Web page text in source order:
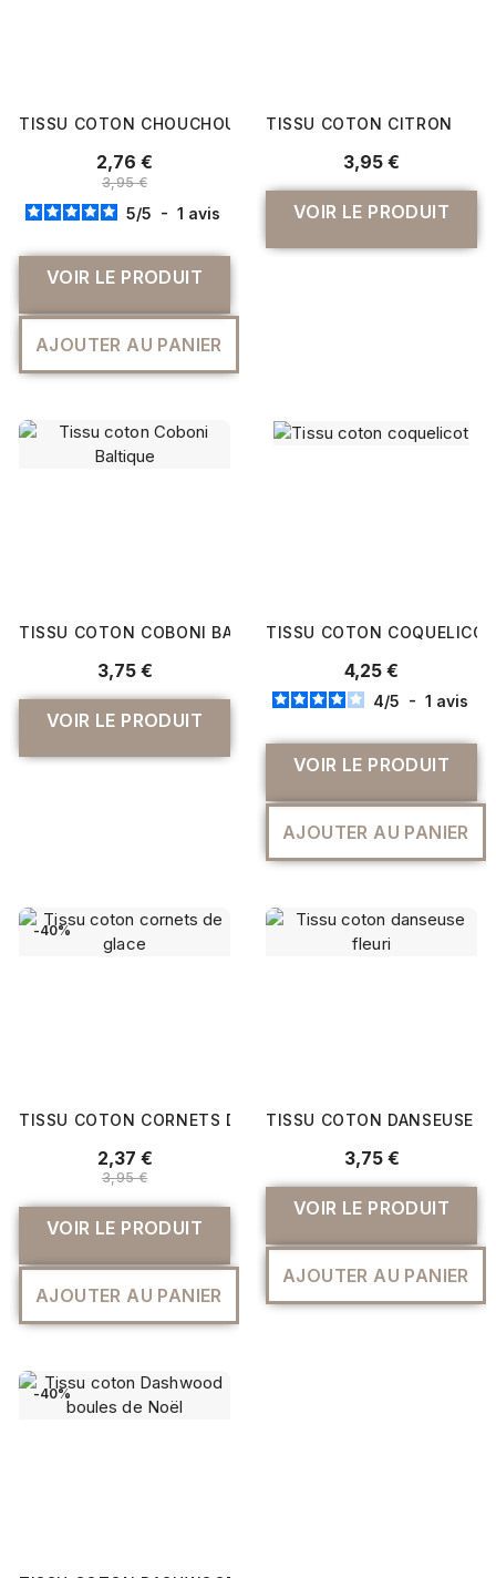
TISSU COTON CHOUCHOU
2,76 €
3,95 €
5/5 - 1 avis
VOIR LE PRODUIT
AJOUTER AU PANIER
TISSU COTON CITRON
3,95 €
VOIR LE PRODUIT
TISSU COTON COBONI BALTIQUE
3,75 €
VOIR LE PRODUIT
TISSU COTON
4,25 €
4/5 - 1 avis
VOIR LE PRODUIT
AJOUTER AU PANIER
-40%
TISSU COTON CORNETS DE GLACE
2,37 €
3,95 €
VOIR LE PRODUIT
AJOUTER AU PANIER
TISSU COTON DANSEUSE
3,75 €
VOIR LE PRODUIT
AJOUTER AU PANIER
-40%